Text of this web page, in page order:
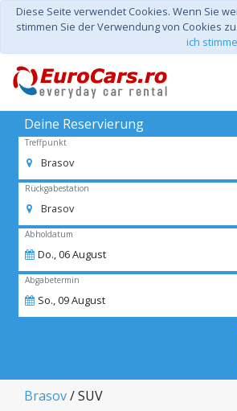
Diese Seite verwendet Cookies. Wenn Sie
stimmen Sie der Verwendung von Cookies zu.
ich
Deine Reservierung
Treffpunkt
Brasov
Rückgabestation
Brasov
Abholdatum
Do.,06August
Abgabetermin
So.,09August
Brasov/ SUV